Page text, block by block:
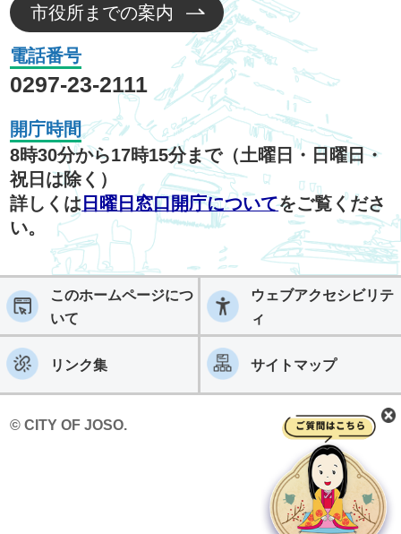
市役所までの案内
電話番号
0297-23-2111
開庁時間
8時30分から17時15分まで（土曜日・日曜日・
祝日は除く）
詳しくは 日曜日窓口開庁についてをご覧くださ
い。
このホームページにつ
いて
ウェブアクセシビリテ
ィ
リンク集 サイトマップ
© CITY OF JOSO.